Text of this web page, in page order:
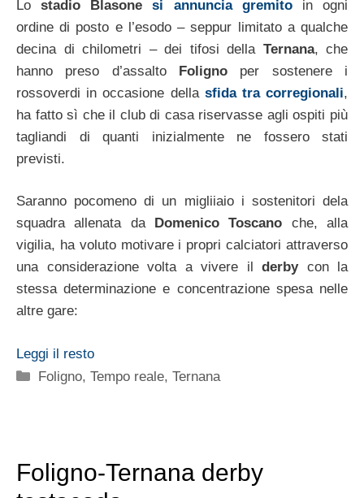
Lostadio Blasone si annuncia gremitoin ogni
ordine di posto e l’esodo – seppur limitato a qualche
decina di chilometri – dei tifosi della Ternana, che
hanno preso d’assalto Foligno per sostenere i
rossoverdi in occasione della sfida tra corregionali,
ha fatto sì che il club di casa riservasse agli ospiti più
tagliandi di quanti inizialmente ne fossero stati
previsti.
Saranno pocomeno di un migliiaio i sostenitori dela
squadra allenata da Domenico Toscano che, alla
vigilia, ha voluto motivare i propri calciatori attraverso
una considerazione volta a vivere il derbycon la
stessa determinazione e concentrazione spesa nelle
altre gare:
Leggi il resto
Categorie
Foligno,Tempo reale,Ternana
Foligno-Ternana derby